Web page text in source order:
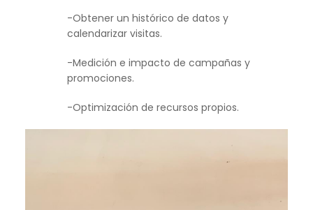
-Obtener un histórico de datos y
calendarizar visitas.
-Medición e impacto de campañas y
promociones.
-Optimización de recursos propios.